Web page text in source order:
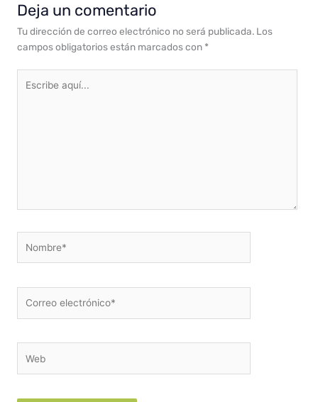
Deja un comentario
Tu dirección de correo electrónico no será publicada. Los
campos obligatorios están marcados con *
aquí...
electrónico*